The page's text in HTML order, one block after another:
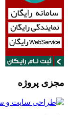
مجزی پروژه